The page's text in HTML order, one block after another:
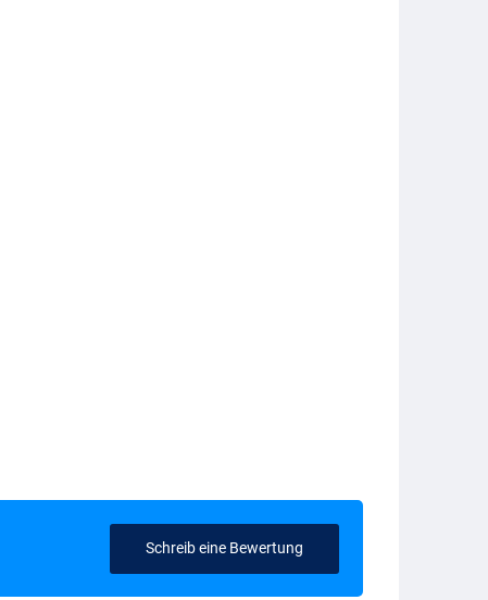
Schreib eine Bewertung